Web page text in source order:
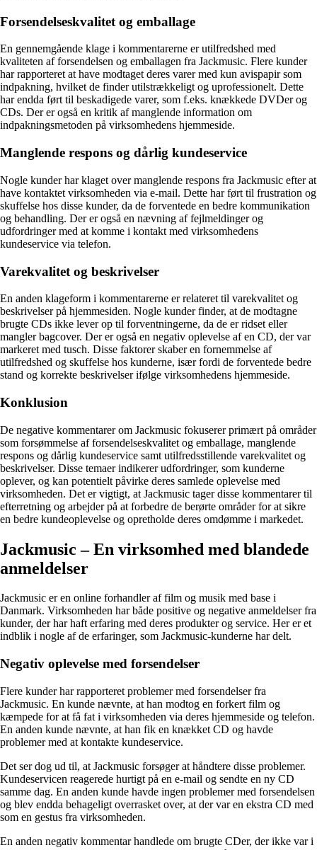
Forsendelseskvalitet og emballage
En gennemgående klage i kommentarerne er utilfredshed med
kvaliteten af forsendelsen og emballagen fra Jackmusic. Flere kunder
har rapporteret at have modtaget deres varer med kun avispapir som
indpakning, hvilket de finder utilstrækkeligt og uprofessionelt. Dette
har endda ført til beskadigede varer, som f.eks. knækkede DVDer og
CDs. Der er også en kritik af manglende information om
indpakningsmetoden på virksomhedens hjemmeside.
Manglende respons og dårlig kundeservice
Nogle kunder har klaget over manglende respons fra Jackmusic efter at
have kontaktet virksomheden via e-mail. Dette har ført til frustration og
skuffelse hos disse kunder, da de forventede en bedre kommunikation
og behandling. Der er også en nævning af fejlmeldinger og
udfordringer med at komme i kontakt med virksomhedens
kundeservice via telefon.
Varekvalitet og beskrivelser
En anden klageform i kommentarerne er relateret til varekvalitet og
beskrivelser på hjemmesiden. Nogle kunder finder, at de modtagne
brugte CDs ikke lever op til forventningerne, da de er ridset eller
mangler bagcover. Der er også en negativ oplevelse af en CD, der var
markeret med tusch. Disse faktorer skaber en fornemmelse af
utilfredshed og skuffelse hos kunderne, især fordi de forventede bedre
stand og korrekte beskrivelser ifølge virksomhedens hjemmeside.
Konklusion
De negative kommentarer om Jackmusic fokuserer primært på områder
som forsømmelse af forsendelseskvalitet og emballage, manglende
respons og dårlig kundeservice samt utilfredsstillende varekvalitet og
beskrivelser. Disse temaer indikerer udfordringer, som kunderne
oplever, og kan potentielt påvirke deres samlede oplevelse med
virksomheden. Det er vigtigt, at Jackmusic tager disse kommentarer til
efterretning og arbejder på at forbedre de berørte områder for at sikre
en bedre kundeoplevelse og opretholde deres omdømme i markedet.
Jackmusic – En virksomhed med blandede
anmeldelser
Jackmusic er en online forhandler af film og musik med base i
Danmark. Virksomheden har både positive og negative anmeldelser fra
kunder, der har haft erfaring med deres produkter og service. Her er et
indblik i nogle af de erfaringer, som Jackmusic-kunderne har delt.
Negativ oplevelse med forsendelser
Flere kunder har rapporteret problemer med forsendelser fra
Jackmusic. En kunde nævnte, at han modtog en forkert film og
kæmpede for at få fat i virksomheden via deres hjemmeside og telefon.
En anden kunde nævnte, at han fik en knækket CD og havde
problemer med at kontakte kundeservice.
Det ser dog ud til, at Jackmusic forsøger at håndtere disse problemer.
Kundeservicen reagerede hurtigt på en e-mail og sendte en ny CD
samme dag. En anden kunde havde ingen problemer med forsendelsen
og blev endda behageligt overrasket over, at der var en ekstra CD med
som en gestus fra virksomheden.
En anden negativ kommentar handlede om brugte CDer, der ikke var i